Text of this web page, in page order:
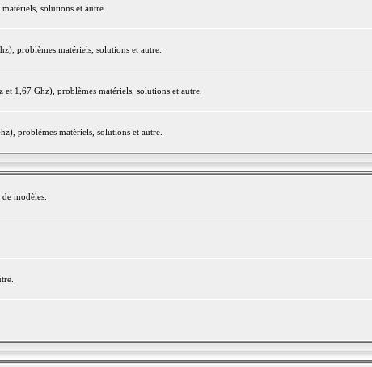
solutions et autre.
problèmes matériels, solutions et autre.
1,67 Ghz), problèmes matériels, solutions et autre.
problèmes matériels, solutions et autre.
modèles.